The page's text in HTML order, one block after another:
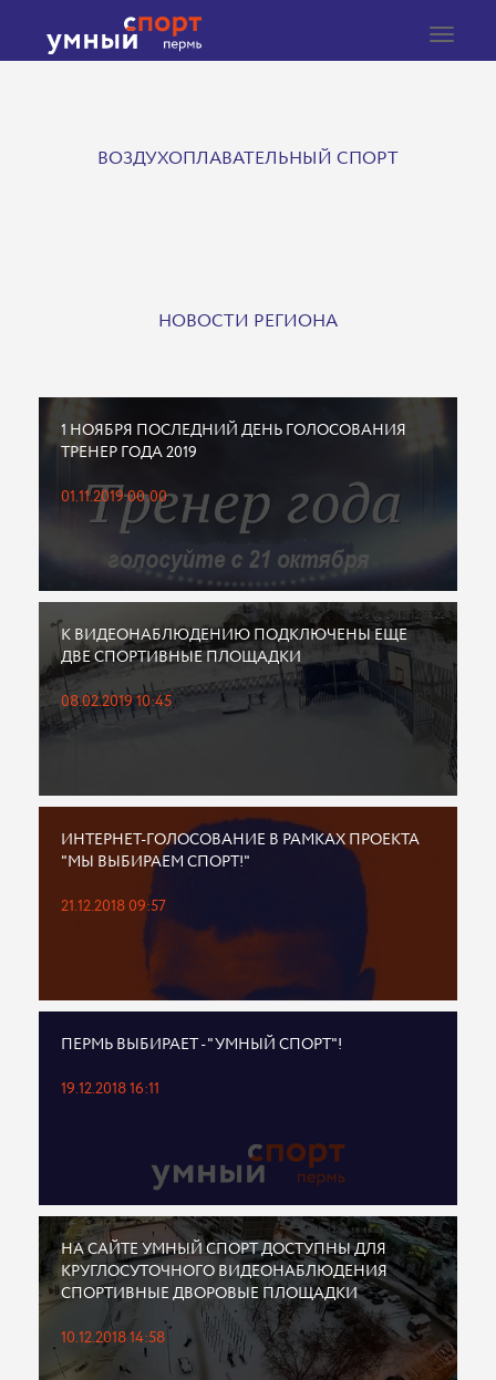
Toggle
ВОЗДУХОПЛАВАТЕЛЬНЫЙ СПОРТ
НОВОСТИ РЕГИОНА
1 НОЯБРЯ ПОСЛЕДНИЙ ДЕНЬ ГОЛОСОВАНИЯ
ТРЕНЕР ГОДА 2019
01.11.2019 00:00
К ВИДЕОНАБЛЮДЕНИЮ ПОДКЛЮЧЕНЫ ЕЩЕ
ДВЕ СПОРТИВНЫЕ ПЛОЩАДКИ
08.02.2019 10:45
ИНТЕРНЕТ-ГОЛОСОВАНИЕ В РАМКАХ ПРОЕКТА
"МЫ ВЫБИРАЕМ СПОРТ!"
21.12.2018 09:57
ПЕРМЬ ВЫБИРАЕТ - "УМНЫЙ СПОРТ"!
19.12.2018 16:11
НА САЙТЕ УМНЫЙ СПОРТ ДОСТУПНЫ ДЛЯ
КРУГЛОСУТОЧНОГО ВИДЕОНАБЛЮДЕНИЯ
СПОРТИВНЫЕ ДВОРОВЫЕ ПЛОЩАДКИ
10.12.2018 14:58